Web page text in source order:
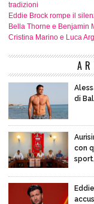
tradizioni
Eddie Brock rompe il
Bella Thorne e Benjamin
Cristina Marino e Luca
di
con